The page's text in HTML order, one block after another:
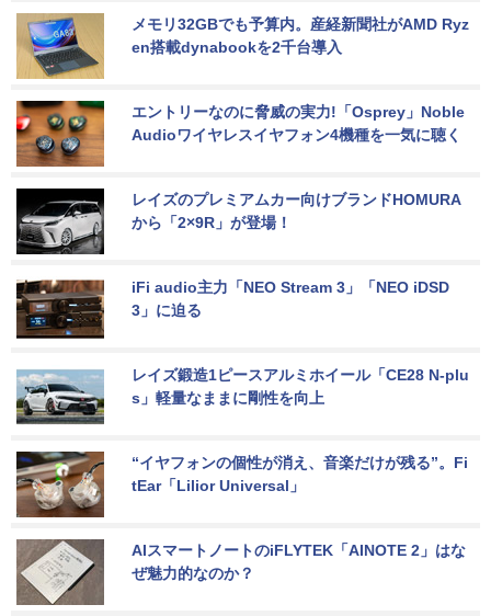
メモリ32GBでも予算内。産経新聞社がAMD Ryz
en搭載dynabookを2千台導入
エントリーなのに脅威の実力!「Osprey」Noble
Audioワイヤレスイヤフォン4機種を一気に聴く
レイズのプレミアムカー向けブランドHOMURA
から「2×9R」が登場！
iFi audio主力「NEO Stream 3」「NEO iDSD
3」に迫る
レイズ鍛造1ピースアルミホイール「CE28 N-plu
s」軽量なままに剛性を向上
“イヤフォンの個性が消え、音楽だけが残る”。Fi
tEar「Lilior Universal」
AIスマートノートのiFLYTEK「AINOTE 2」はな
ぜ魅力的なのか？